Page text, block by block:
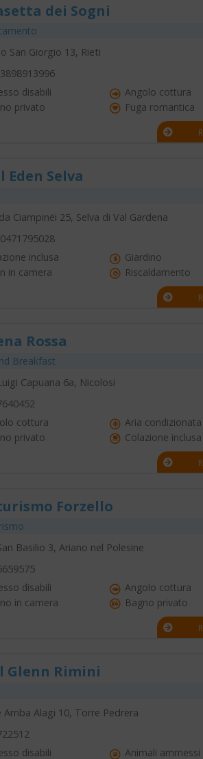
dei Sogni
San Giorgio 13, Rieti
disabili
Angolo cottura
privato
Fuga romantica
Eden Selva
Ciampinëi 25, Selva di Val Gardena
inclusa
Giardino
in camera
Riscaldamento
Rossa
Breakfast
Capuana 6a, Nicolosi
cottura
Aria condizionata
privato
Colazione inclusa
Forzello
Basilio 3, Ariano nel Polesine
disabili
Angolo cottura
in camera
Bagno privato
Glenn Rimini
Amba Alagi 10, Torre Pedrera
disabili
Animali ammessi